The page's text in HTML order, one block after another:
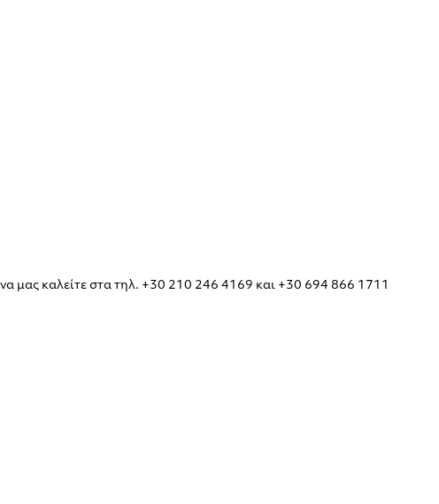
μας καλείτε στα τηλ. +30 210 246 4169 και +30 694 866 1711